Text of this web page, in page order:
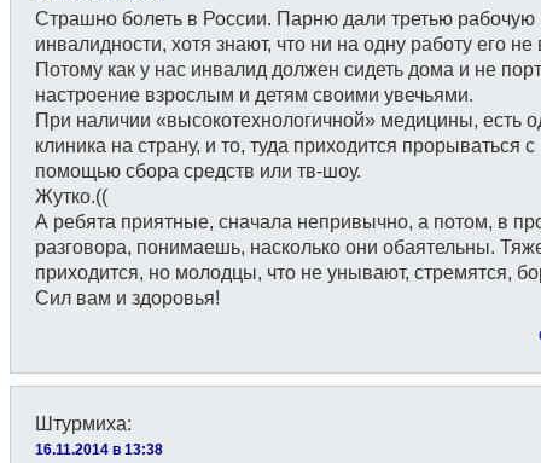
Страшно болеть в России. Парню дали третью рабочую
инвалидности, хотя знают, что ни на одну работу его не
Потому как у нас инвалид должен сидеть дома и не
настроение взрослым и детям своими увечьями.
При наличии «высокотехнологичной» медицины, есть
клиника на страну, и то, туда приходится прорываться с
помощью сбора средств или тв-шоу.
Жутко.((
А ребята приятные, сначала непривычно, а потом, в
разговора, понимаешь, насколько они обаятельны.
приходится, но молодцы, что не унывают, стремятся,
Сил вам и здоровья!
Штурмиха:
16.11.2014 в 13:38